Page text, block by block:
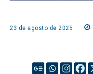
23 de agosto de 2025